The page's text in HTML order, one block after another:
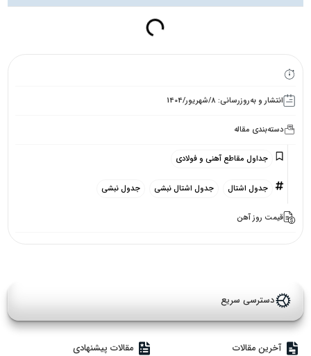
انتشار و به‌روزرسانی: 8/شهریور/1404
دسته‌بندی مقاله
جداول مقاطع آهنی و فولادی
جدول اشتال جدول اشتال نبشی جدول نبشی
قیمت روز آهن
دسترسی سریع
آخرین مقالات مقالات پیشنهادی